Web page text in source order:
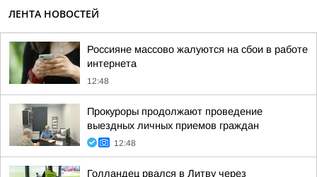
ЛЕНТА НОВОСТЕЙ
Россияне массово жалуются на сбои в работе
интернета
12:48
Прокуроры продолжают проведение
выездных личных приемов граждан
12:48
Голландец рвался в Литву через